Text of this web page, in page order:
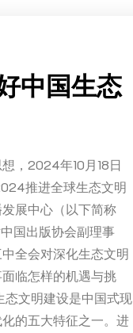
中国生态
，2024年10月18日
推进全球生态文明
展中心（以下简称
国出版协会副理事
全会对深化生态文明
临怎样的机遇与挑
文明建设是中国式现
的五大特征之一。进